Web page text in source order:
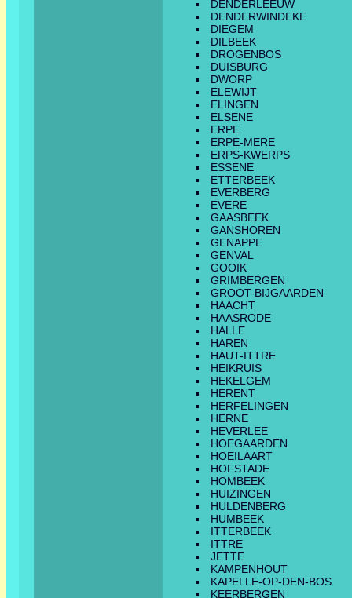
DENDERLEEUW
DENDERWINDEKE
DIEGEM
DILBEEK
DROGENBOS
DUISBURG
DWORP
ELEWIJT
ELINGEN
ELSENE
ERPE
ERPE-MERE
ERPS-KWERPS
ESSENE
ETTERBEEK
EVERBERG
EVERE
GAASBEEK
GANSHOREN
GENAPPE
GENVAL
GOOIK
GRIMBERGEN
GROOT-BIJGAARDEN
HAACHT
HAASRODE
HALLE
HAREN
HAUT-ITTRE
HEIKRUIS
HEKELGEM
HERENT
HERFELINGEN
HERNE
HEVERLEE
HOEGAARDEN
HOEILAART
HOFSTADE
HOMBEEK
HUIZINGEN
HULDENBERG
HUMBEEK
ITTERBEEK
ITTRE
JETTE
KAMPENHOUT
KAPELLE-OP-DEN-BOS
KEERBERGEN